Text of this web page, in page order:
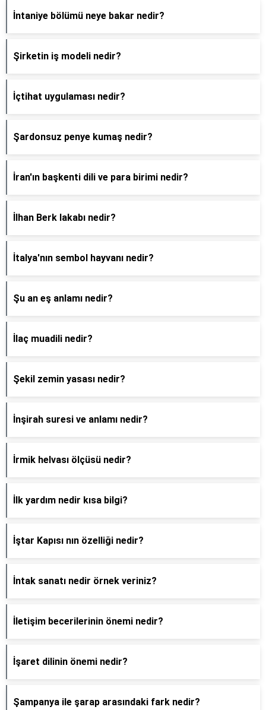
İntaniye bölümü neye bakar nedir?
Şirketin iş modeli nedir?
İçtihat uygulaması nedir?
Şardonsuz penye kumaş nedir?
İran'ın başkenti dili ve para birimi nedir?
İlhan Berk lakabı nedir?
İtalya'nın sembol hayvanı nedir?
Şu an eş anlamı nedir?
İlaç muadili nedir?
Şekil zemin yasası nedir?
İnşirah suresi ve anlamı nedir?
İrmik helvası ölçüsü nedir?
İlk yardım nedir kısa bilgi?
İştar Kapısı nın özelliği nedir?
İntak sanatı nedir örnek veriniz?
İletişim becerilerinin önemi nedir?
İşaret dilinin önemi nedir?
Şampanya ile şarap arasındaki fark nedir?